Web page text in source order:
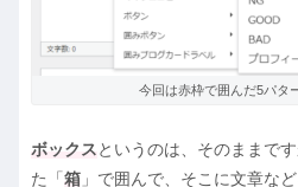
今回は赤枠で囲んだ5パタ
ボックスというのは、そのままです
た「 箱 」で囲んで、そこに文章な